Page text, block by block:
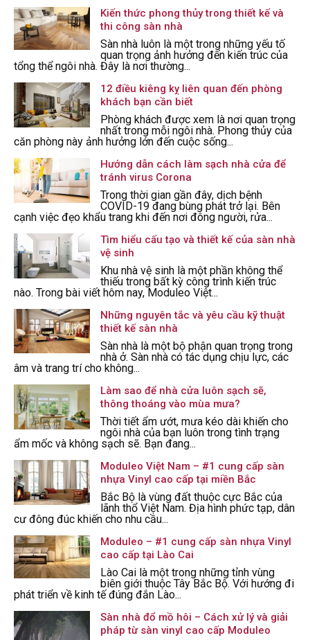
Kiến thức phong thủy trong thiết kế và
thi công sàn nhà
Sàn nhà luôn là một trong những yếu tố
quan trọng ảnh hưởng đến kiến trúc của
tổng thể ngôi nhà. Đây là nơi thường...
12 điều kiêng kỵ liên quan đến phòng
khách bạn cần biết
Phòng khách được xem là nơi quan trọng
nhất trong mỗi ngôi nhà. Phong thủy của
căn phòng này ảnh hưởng lớn đến cuộc sống...
Hướng dẫn cách làm sạch nhà cửa để
tránh virus Corona
Trong thời gian gần đây, dịch bệnh
COVID-19 đang bùng phát trở lại. Bên
cạnh việc đẹo khẩu trang khi đến nơi đông người, rửa...
Tìm hiểu cấu tạo và thiết kế của sàn nhà
vệ sinh
Khu nhà vệ sinh là một phần không thể
thiếu trong bất kỳ công trình kiến trúc
nào. Trong bài viết hôm nay, Moduleo Việt...
Những nguyên tắc và yêu cầu kỹ thuật
thiết kế sàn nhà
Sàn nhà là một bộ phận quan trọng trong
nhà ở. Sàn nhà có tác dụng chịu lực, các
âm và trang trí cho không...
Làm sao để nhà cửa luôn sạch sẽ,
thông thoáng vào mùa mưa?
Thời tiết ẩm ướt, mưa kéo dài khiến cho
ngôi nhà của bạn luôn trong tình trạng
ẩm mốc và không sạch sẽ. Bạn đang...
Moduleo Việt Nam – #1 cung cấp sàn
nhựa Vinyl cao cấp tại miền Bắc
Bắc Bộ là vùng đất thuộc cực Bắc của
lãnh thổ Việt Nam. Địa hình phức tạp, dân
cư đông đúc khiến cho nhu cầu...
Moduleo – #1 cung cấp sàn nhựa Vinyl
cao cấp tại Lào Cai
Lào Cai là một trong những tỉnh vùng
biên giới thuộc Tây Bắc Bộ. Với hướng đi
phát triển về kinh tế đúng đắn Lào...
Sàn nhà đổ mồ hôi – Cách xử lý và giải
pháp từ sàn vinyl cao cấp Moduleo